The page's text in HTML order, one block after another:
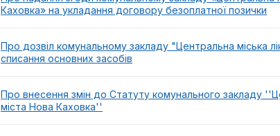
Каховка» на укладання договору безоплатної позички
Про дозвіл комунальному закладу "Центральна міська
списання основних засобів
Про внесення змін до Статуту комунального закладу
міста Нова Каховка''